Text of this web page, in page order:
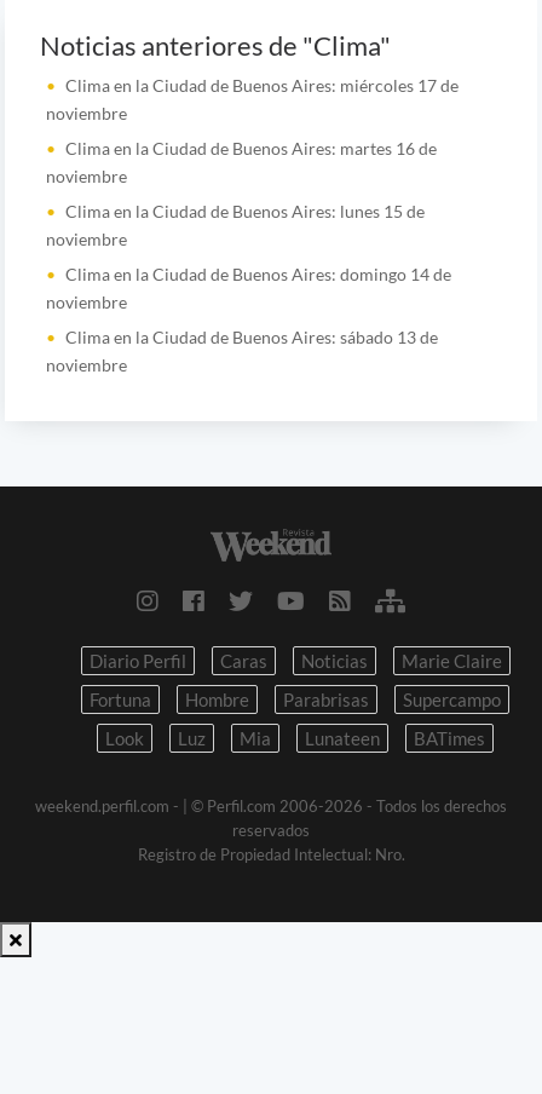
Noticias anteriores de "Clima"
Clima en la Ciudad de Buenos Aires: miércoles 17 de
noviembre
Clima en la Ciudad de Buenos Aires: martes 16 de
noviembre
Clima en la Ciudad de Buenos Aires: lunes 15 de
noviembre
Clima en la Ciudad de Buenos Aires: domingo 14 de
noviembre
Clima en la Ciudad de Buenos Aires: sábado 13 de
noviembre
Diario Perfil Caras Noticias
Marie Claire
Fortuna
Hombre Parabrisas
Supercampo
Look
Luz Mia Lunateen BATimes
weekend.perfil.com -
| © Perfil.com 2006-2026 - Todos los derechos
reservados
Registro de Propiedad Intelectual: Nro.